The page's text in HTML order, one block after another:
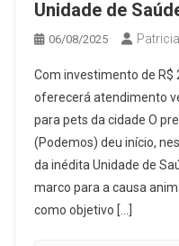
Unidade de
06/08/2025
Com investimento de R$
oferecerá atendimento
para pets da cidade O
(Podemos) deu início,
da inédita Unidade de
marco para a causa
como objetivo […]